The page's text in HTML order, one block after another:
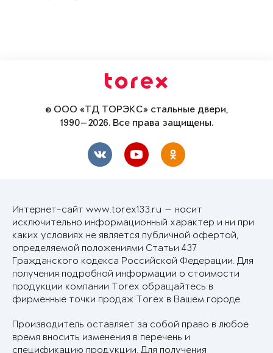
© ООО «ТД ТОРЭКС» стальные двери,
1990—2026. Все права защищены.
Интернет-сайт www.torex133.ru — носит
исключительно информационный характер и ни при
каких условиях не является публичной офертой,
определяемой положениями Статьи 437
Гражданского кодекса Российской Федерации. Для
получения подробной информации о стоимости
продукции компании Torex обращайтесь в
фирменные точки продаж Torex в Вашем городе.
Производитель оставляет за собой право в любое
время вносить изменения в перечень и
спецификацию продукции. Для получения